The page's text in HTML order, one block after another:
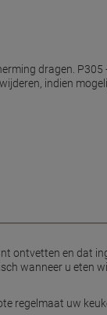
dragen. P305
indien
ontvetten en dat
wanneer u eten
regelmaat uw